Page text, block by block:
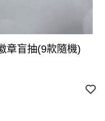
章盲抽(9款隨機)